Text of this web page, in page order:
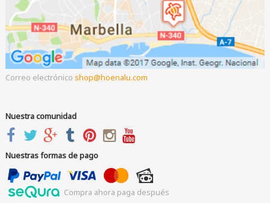
Correo electrónico shop hoenalu.com
Nuestra comunidad
Nuestras formas de pago
Compra ahora paga después